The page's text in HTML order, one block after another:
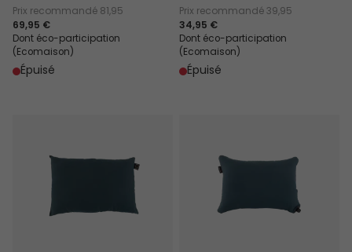
Prix recommandé 81,95
69,95 €
Dont éco-participation
(Ecomaison)
Épuisé
Prix recommandé 39,95
34,95 €
Dont éco-participation
(Ecomaison)
Épuisé